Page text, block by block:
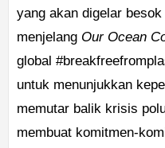
yang akan digelar
menjelang Our Ocean
global
untuk menunjukkan
memutar balik krisis
membuat komitmen-